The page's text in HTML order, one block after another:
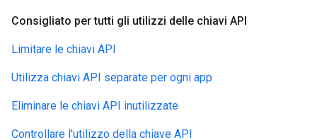
Consigliato per tutti gli utilizzi delle chiavi API
Limitare le chiavi API
Utilizza chiavi API separate per ogni app
Eliminare le chiavi API inutilizzate
Controllare l'utilizzo della chiave API